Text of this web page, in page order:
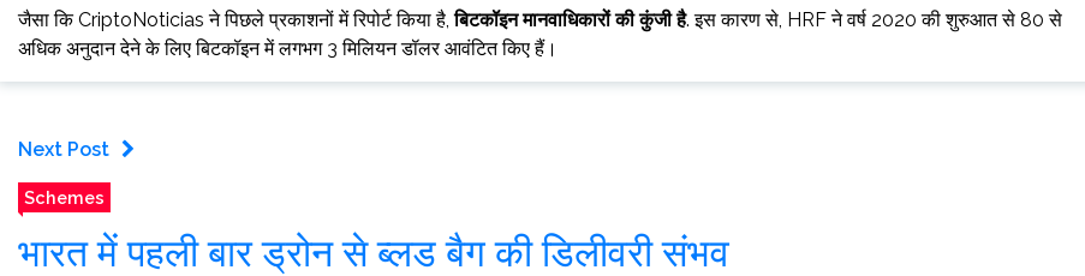
जैसा कि CriptoNoticias ने पिछले प्रकाशनों में रिपोर्ट किया है,बिटकॉइन मानवाधिकारों की कुंजी है. इस कारण से, HRF ने वर्ष 2020 की शुरुआत से 80 से
अधिक अनुदान देने के लिए बिटकॉइन में लगभग 3 मिलियन डॉलर आवंटित किए हैं।
Next Post
Schemes
भारत में पहली बार ड्रोन से ब्लड बैग की डिलीवरी संभव